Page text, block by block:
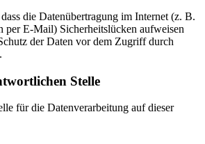
die Datenübertragung im Internet (z. B.
per E-Mail) Sicherheitslücken aufweisen
der Daten vor dem Zugriff durch
Stelle
für die Datenverarbeitung auf dieser